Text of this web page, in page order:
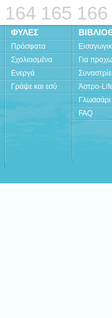
164 165 166
ΦΥΛΕΣ
Πρόσφατα
Σχολιασμένα
Ενεργά
Γράψε και εσύ
Για
Άστρο-
Γλωσσάρι
FAQ